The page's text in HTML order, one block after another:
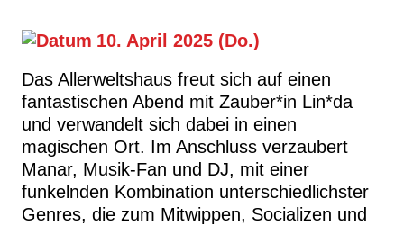
10. April 2025 (Do.)
Das Allerweltshaus freut sich auf einen
fantastischen Abend mit Zauber*in Lin*da
und verwandelt sich dabei in einen
magischen Ort. Im Anschluss verzaubert
Manar, Musik-Fan und DJ, mit einer
funkelnden Kombination unterschiedlichster
Genres, die zum Mitwippen, Socializen und